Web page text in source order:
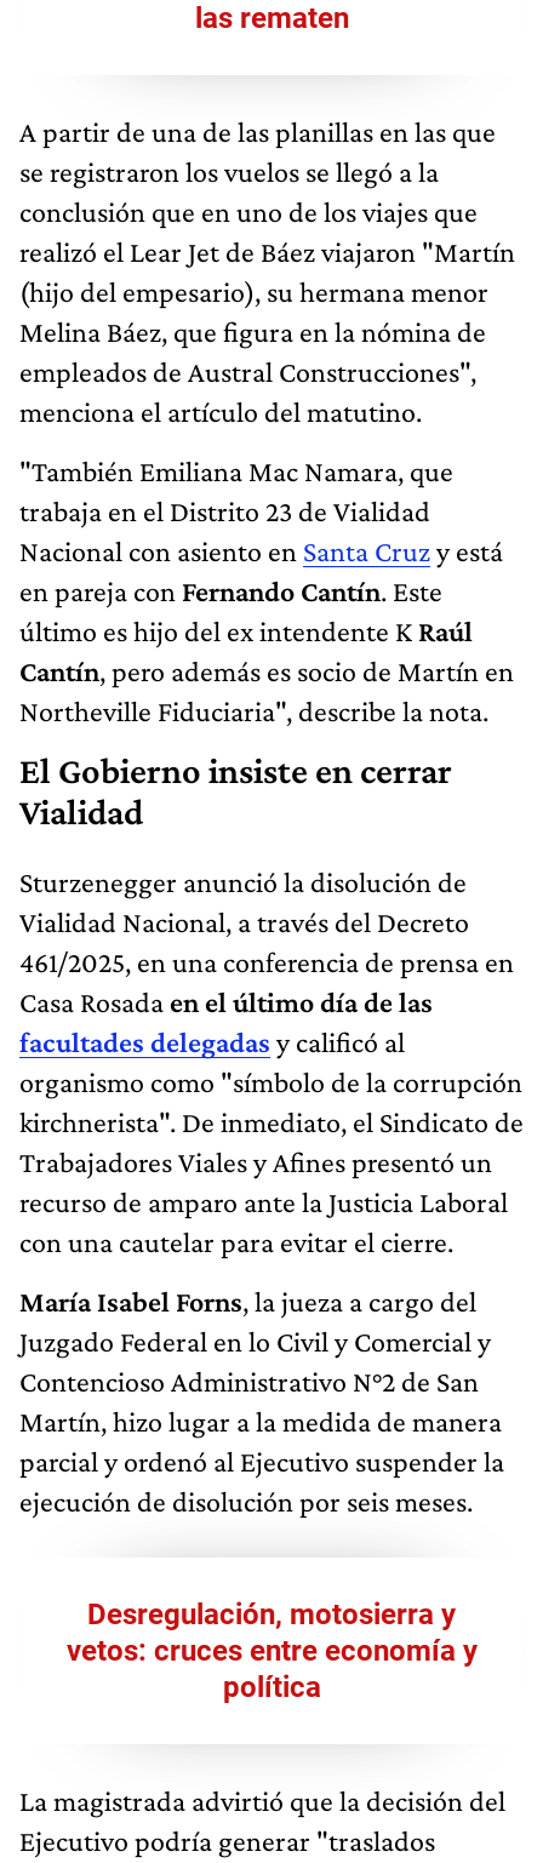
las rematen
A partir de una de las planillas en las que
se registraron los vuelos se llegó a la
conclusión que en uno de los viajes que
realizó el Lear Jet de Báez viajaron "Martín
(hijo del empesario), su hermana menor
Melina Báez, que figura en la nómina de
empleados de Austral Construcciones",
menciona el artículo del matutino.
"También Emiliana Mac Namara, que
trabaja en el Distrito 23 de Vialidad
Nacional con asiento en Santa Cruzy está
en pareja con Fernando Cantín. Este
último es hijo del ex intendente K Raúl
Cantín, pero además es socio de Martín en
Northeville Fiduciaria", describe la nota.
El Gobierno insiste en cerrar
Vialidad
Sturzenegger anunció la disolución de
Vialidad Nacional, a través del Decreto
461/2025, en una conferencia de prensa en
Casa Rosada en el último día de las
facultades delegadas y calificó al
organismo como "símbolo de la corrupción
kirchnerista". De inmediato, el Sindicato de
Trabajadores Viales y Afines presentó un
recurso de amparo ante la Justicia Laboral
con una cautelar para evitar el cierre.
María Isabel Forns, la jueza a cargo del
Juzgado Federal en lo Civil y Comercial y
Contencioso Administrativo N°2 de San
Martín, hizo lugar a la medida de manera
parcial y ordenó al Ejecutivo suspender la
ejecución de disolución por seis meses.
Desregulación, motosierra y
vetos: cruces entre economía y
política
La magistrada advirtió que la decisión del
Ejecutivo podría generar "traslados